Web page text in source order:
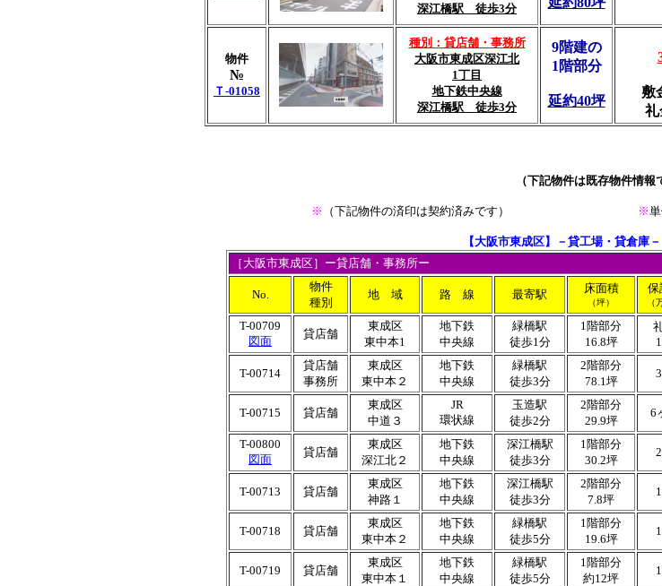
深江橋駅 徒歩3分
物件
№
Ｔ-01058
種別：貸店舗・事務所
大阪市東成区深江北
1丁目
地下鉄中央線
深江橋駅 徒歩3分
9階建の
1階部分
延約40坪
敷
礼
（下記物件は既存物件情報
※ （下記物件の済印は契約済みです） ※
【大阪市東成区】－貸工場・貸倉庫
［大阪市東成区］ー貸店舗・事務所ー
No.
物件
種別
地 域 路 線 最寄駅 床面積
（坪）
保
（
T-00709
図面
貸店舗
東成区
東中本1
地下鉄
中央線
緑橋駅
徒歩1分
1階部分
16.8坪
T-00714
貸店舗
事務所
東成区
東中本２
地下鉄
中央線
緑橋駅
徒歩3分
2階部分
78.1坪
T-00715 貸店舗
東成区
中道３
JR
環状線
玉造駅
徒歩2分
2階部分
29.9坪
6
T-00800
図面
貸店舗
東成区
深江北２
地下鉄
中央線
深江橋駅
徒歩3分
1階部分
30.2坪
T-00713 貸店舗
東成区
神路１
地下鉄
中央線
深江橋駅
徒歩3分
2階部分
7.8坪
T-00718 貸店舗
東成区
東中本２
地下鉄
中央線
緑橋駅
徒歩5分
1階部分
19.6坪
T-00719 貸店舗
東成区
東中本１
地下鉄
中央線
緑橋駅
徒歩5分
1階部分
約12坪